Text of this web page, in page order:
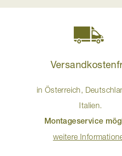
in Österreich,
Italien.
Montageservice
weitere